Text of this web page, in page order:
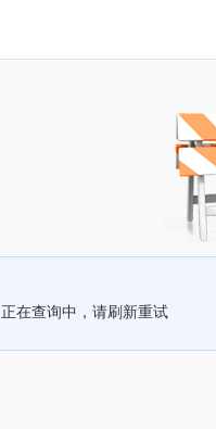
正在查询中，请刷新重试